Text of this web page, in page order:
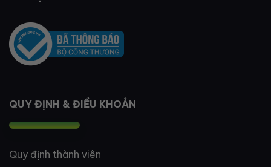
QUY ĐỊNH & ĐIỀU KHOẢN
Quy định thành viên